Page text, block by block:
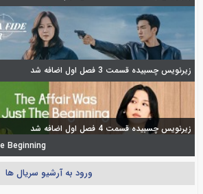
زیرنویس چسبیده قسمت 3 فصل اول اضافه شد
زیرنویس چسبیده قسمت 4 فصل اول اضافه شد
Beginning
ورود به آرشیو سریال ها